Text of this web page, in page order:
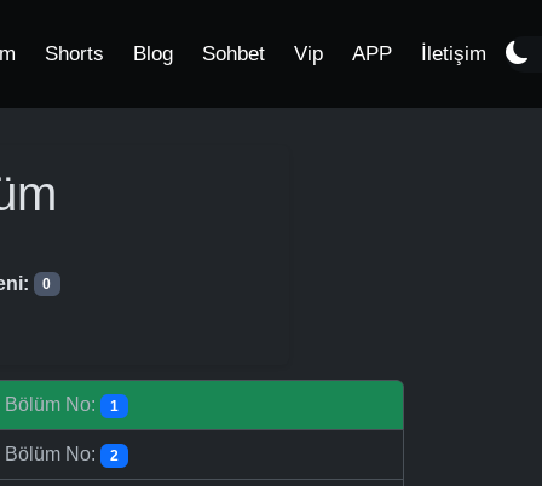
Shorts Blog Sohbet Vip APP İletişim
0
Bölüm No: 1
Bölüm No: 2